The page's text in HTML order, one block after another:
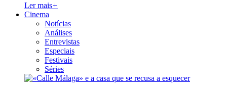
Ler mais+
Cinema
Notícias
Análises
Entrevistas
Especiais
Festivais
Séries